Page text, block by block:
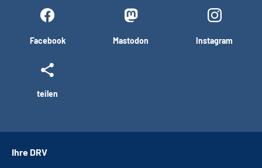
Facebook Mastodon Instagram
teilen
Ihre DRV